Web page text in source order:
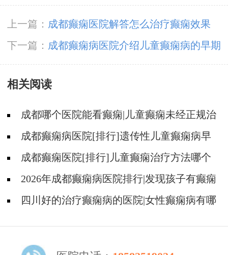
上一篇： 成都癫痫医院解答怎么治疗癫痫效果
好?
下一篇： 成都癫痫病医院介绍儿童癫痫病的早期
症状都有什么?
相关阅读
成都哪个医院能看癫痫|儿童癫痫未经正规治
疗有什么伤害?
成都癫痫病医院[排行]遗传性儿童癫痫病早
期症状什么样?
成都癫痫医院[排行]儿童癫痫治疗方法哪个
好?2026年成都癫痫病医院排行|发现孩子有癫痫
应该注意什么？
四川好的治疗癫痫病的医院|女性癫痫病有哪